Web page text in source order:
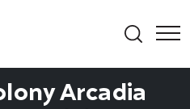
Arcadia